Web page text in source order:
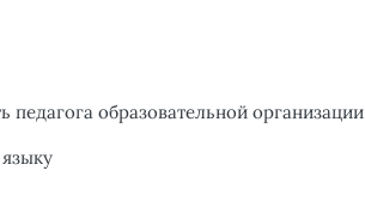
образовательной организации